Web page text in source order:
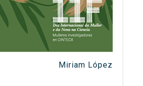
Miriam López